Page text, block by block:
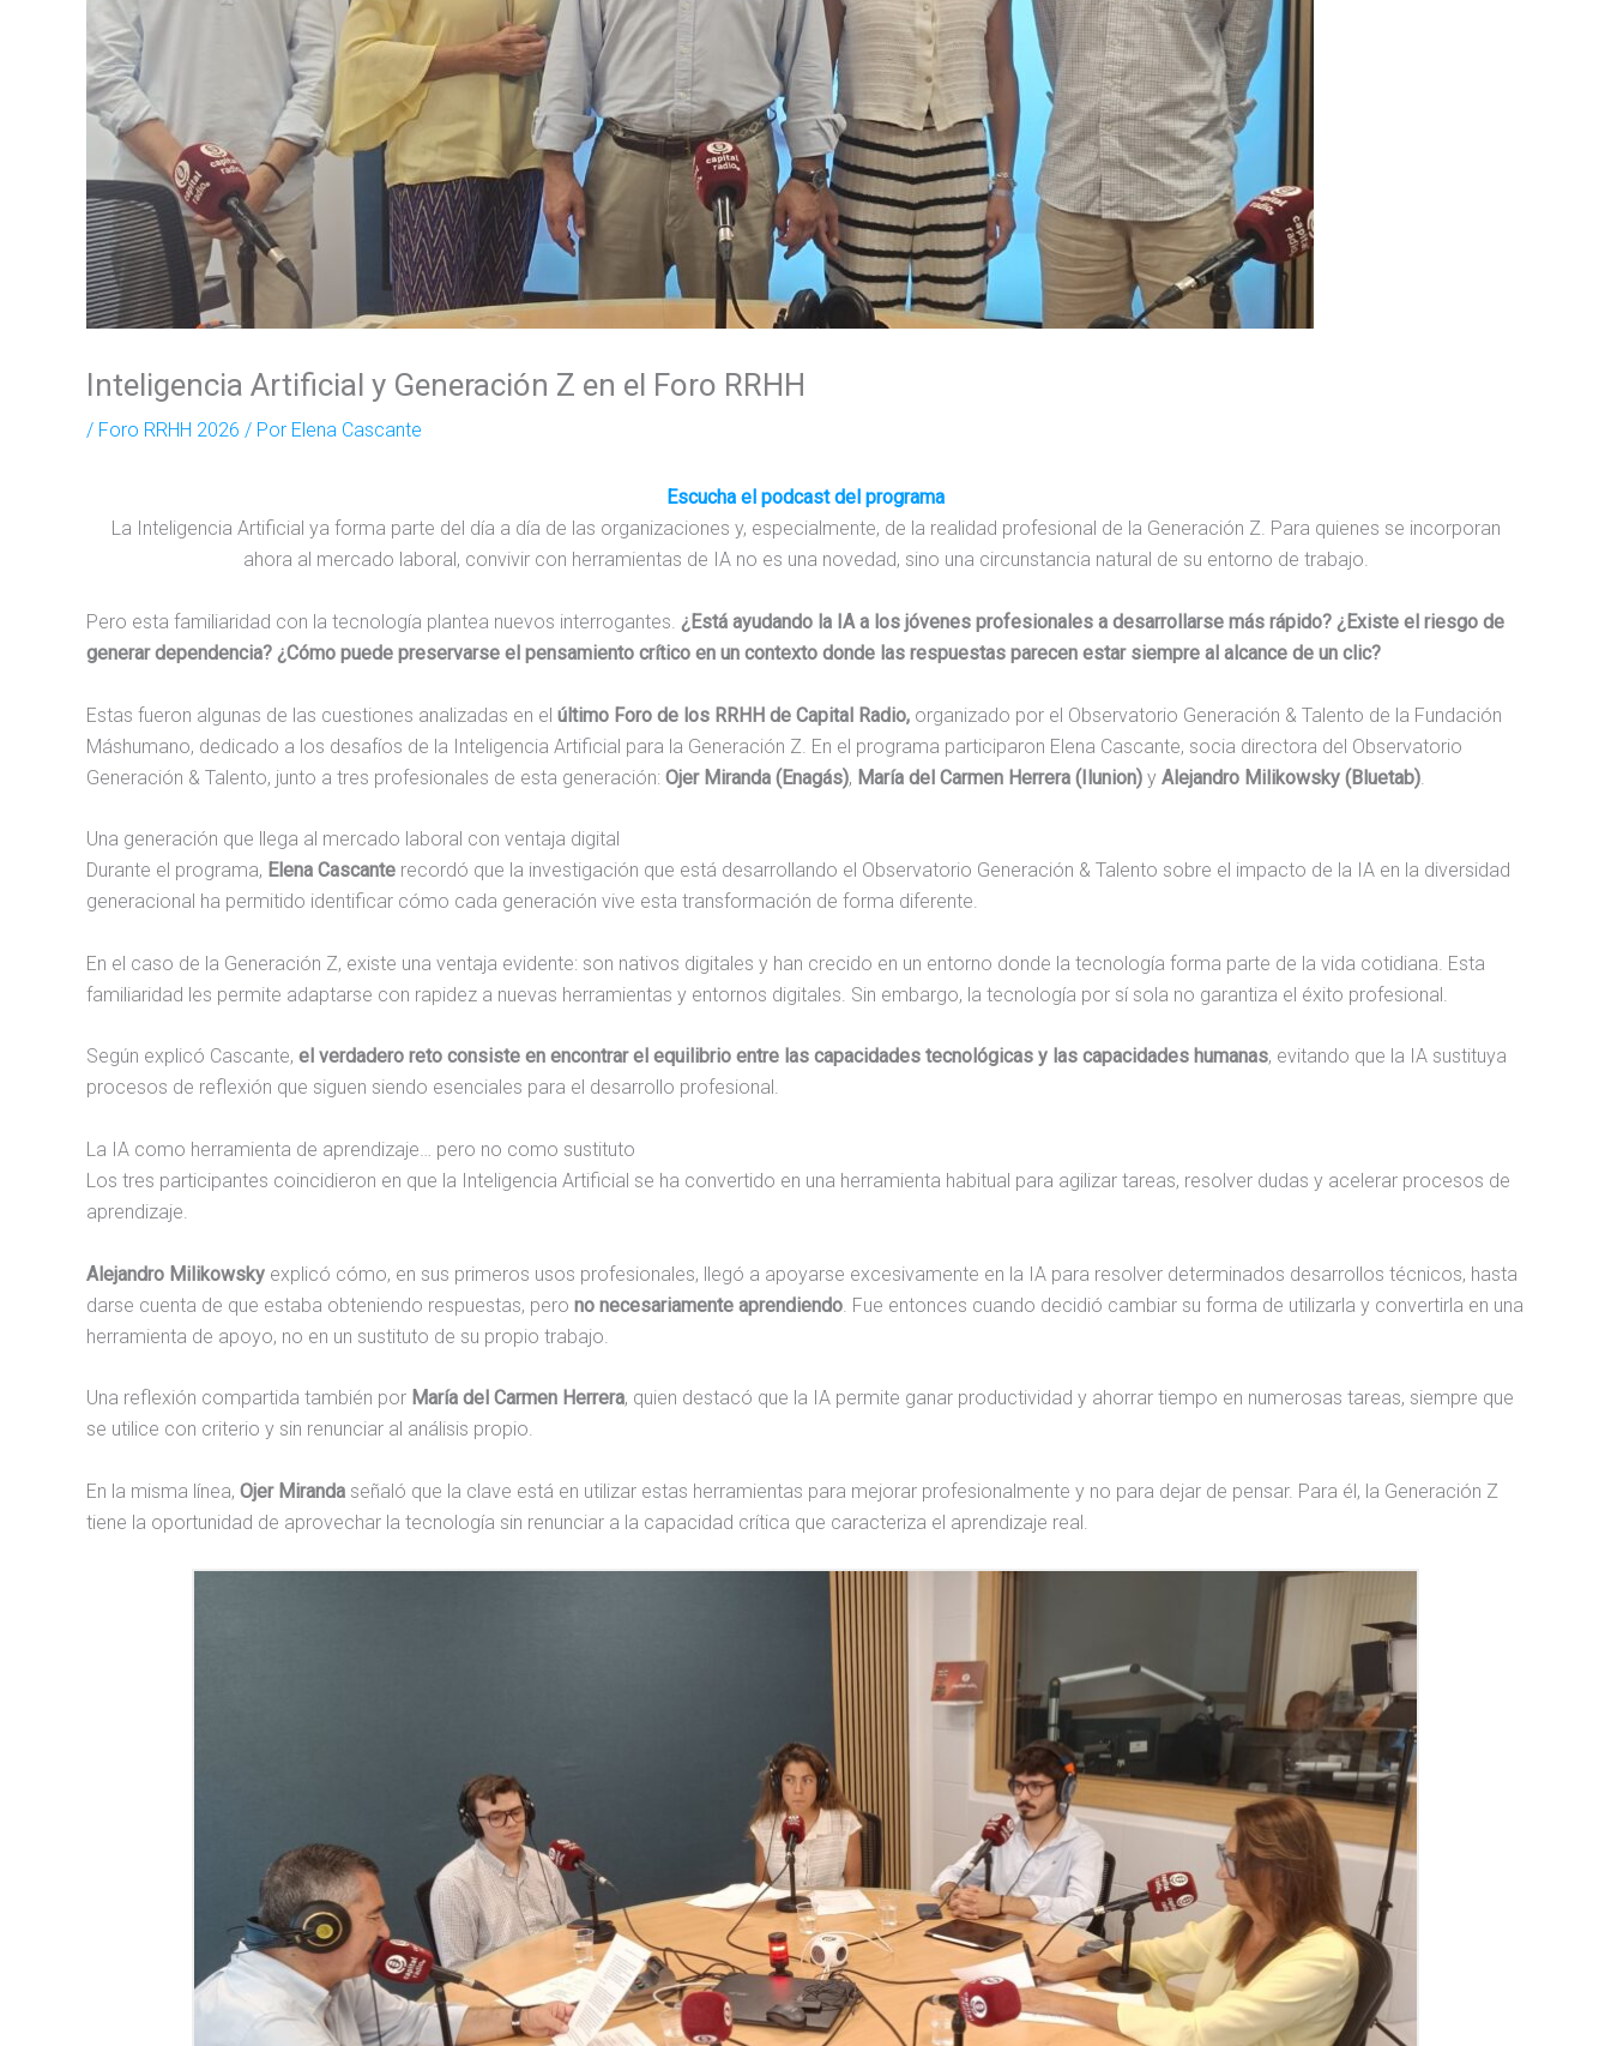
Inteligencia Artificial y Generación Z en el Foro RRHH
/ Foro RRHH 2026 / Por Elena Cascante
Escucha el podcast del programa
La Inteligencia Artificial ya forma parte del día a día de las organizaciones y, especialmente, de la realidad profesional de la Generación Z. Para quienes se incorporan
ahora al mercado laboral, convivir con herramientas de IA no es una novedad, sino una circunstancia natural de su entorno de trabajo.
Pero esta familiaridad con la tecnología plantea nuevos interrogantes. ¿Está ayudando la IA a los jóvenes profesionales a desarrollarse más rápido? ¿Existe el riesgo de
generar dependencia? ¿Cómo puede preservarse el pensamiento crítico en un contexto donde las respuestas parecen estar siempre al alcance de un clic?
Estas fueron algunas de las cuestiones analizadas en el último Foro de los RRHH de Capital Radio, organizado por el Observatorio Generación & Talento de la Fundación
Máshumano, dedicado a los desafíos de la Inteligencia Artificial para la Generación Z. En el programa participaron Elena Cascante, socia directora del Observatorio
Generación & Talento, junto a tres profesionales de esta generación: Ojer Miranda (Enagás), María del Carmen Herrera (Ilunion) y Alejandro Milikowsky (Bluetab)
Una generación que llega al mercado laboral con ventaja digital
Durante el programa, Elena Cascante recordó que la investigación que está desarrollando el Observatorio Generación & Talento sobre el impacto de la IA en la diversidad
generacional ha permitido identificar cómo cada generación vive esta transformación de forma diferente.
En el caso de la Generación Z, existe una ventaja evidente: son nativos digitales y han crecido en un entorno donde la tecnología forma parte de la vida cotidiana. Esta
familiaridad les permite adaptarse con rapidez a nuevas herramientas y entornos digitales. Sin embargo, la tecnología por sí sola no garantiza el éxito profesional.
Según explicó Cascante, el verdadero reto consiste en encontrar el equilibrio entre las capacidades tecnológicas y las capacidades humanas, evitando que la IA sustituya
procesos de reflexión que siguen siendo esenciales para el desarrollo profesional.
La IA como herramienta de aprendizaje… pero no como sustituto
Los tres participantes coincidieron en que la Inteligencia Artificial se ha convertido en una herramienta habitual para agilizar tareas, resolver dudas y acelerar procesos de
aprendizaje.
Alejandro Milikowsky explicó cómo, en sus primeros usos profesionales, llegó a apoyarse excesivamente en la IA para resolver determinados desarrollos técnicos, hasta
darse cuenta de que estaba obteniendo respuestas, pero no necesariamente aprendiendo . Fue entonces cuando decidió cambiar su forma de utilizarla y convertirla en una
herramienta de apoyo, no en un sustituto de su propio trabajo.
Una reflexión compartida también por María del Carmen Herrera, quien destacó que la IA permite ganar productividad y ahorrar tiempo en numerosas tareas, siempre que
se utilice con criterio y sin renunciar al análisis propio.
En la misma línea, Ojer Miranda señaló que la clave está en utilizar estas herramientas para mejorar profesionalmente y no para dejar de pensar. Para él, la Generación Z
tiene la oportunidad de aprovechar la tecnología sin renunciar a la capacidad crítica que caracteriza el aprendizaje real.